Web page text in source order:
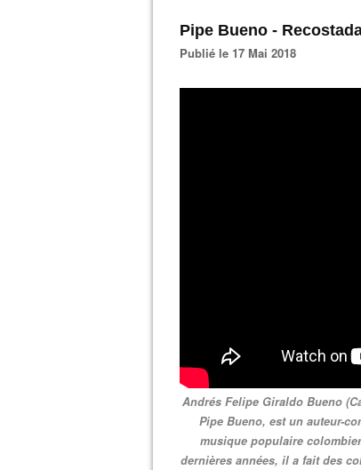
Pipe Bueno -
Publié le 17 Mai 2018
Andrés Felipe Giraldo Bueno
Pipe Bueno, est un auteur-
musique populaire
dernières années, il a fait des